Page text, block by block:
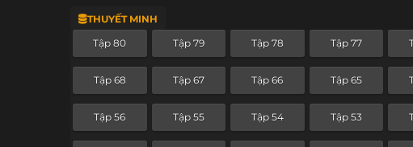
Tập 8
THUYẾT MINH
Tập 80 Tập 79 Tập 78 Tập 77
Tập 68 Tập 67 Tập 66 Tập 65
Tập 56 Tập 55 Tập 54 Tập 53